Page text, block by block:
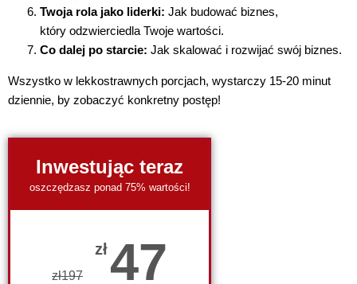
Twoja rola jako liderki: Jak budować biznes,
który odzwierciedla Twoje wartości.
Co dalej po starcie: Jak skalować i rozwijać swój biznes.
Wszystko w lekkostrawnych porcjach, wystarczy 15-20 minut
dziennie, by zobaczyć konkretny postęp!
Inwestując teraz
oszczędzasz ponad 75% wartości!
zł197
zł47